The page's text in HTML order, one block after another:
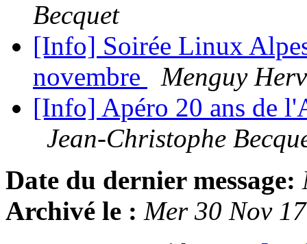
Becquet
[Info] Soirée Linux
novembre
Menguy
[Info] Apéro 20 ans de
Jean-Christophe
Date du dernier message:
Archivé le : Mer 30 Nov